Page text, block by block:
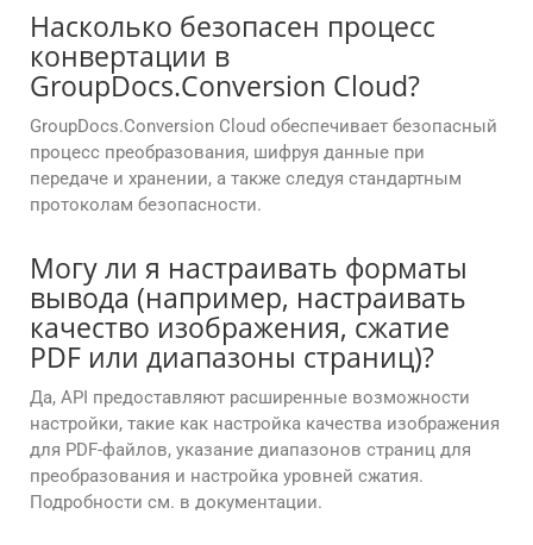
Насколько безопасен процесс
конвертации в
GroupDocs.Conversion Cloud?
GroupDocs.Conversion Cloud обеспечивает безопасный
процесс преобразования, шифруя данные при
передаче и хранении, а также следуя стандартным
протоколам безопасности.
Могу ли я настраивать форматы
вывода (например, настраивать
качество изображения, сжатие
PDF или диапазоны страниц)?
Да, API предоставляют расширенные возможности
настройки, такие как настройка качества изображения
для PDF-файлов, указание диапазонов страниц для
преобразования и настройка уровней сжатия.
Подробности см. в документации.